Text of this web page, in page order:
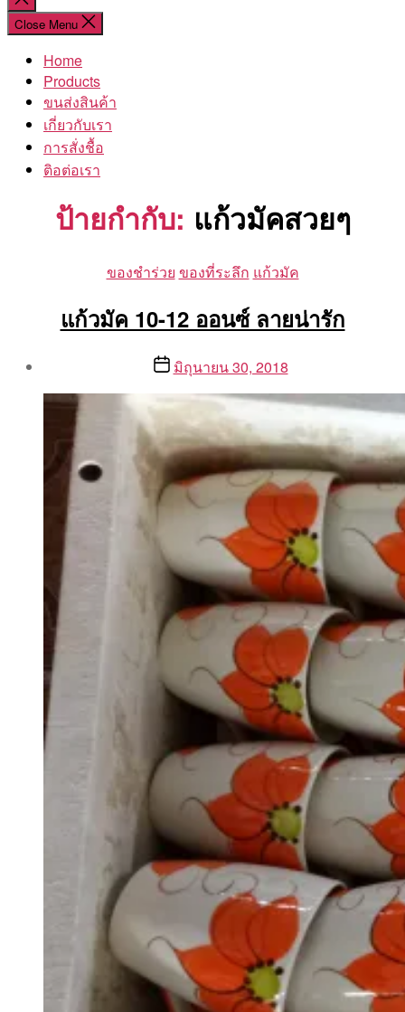
search
Close Menu
Home
Products
ขนส่งสินค้า
เกี่ยวกับเรา
การสั่งชื้อ
ติอต่อเรา
ป้ายกำกับ: แก้วมัคสวยๆ
Categories
ของชำร่วย ของที่ระลึก แก้วมัค
แก้วมัค 10-12 ออนซ์ ลายน่ารัก
By
Postมิถุนายน 30, 2018